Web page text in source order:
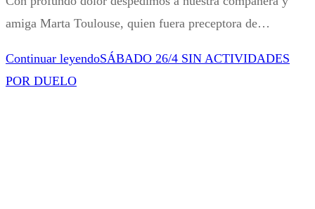
amiga Marta Toulouse, quien fuera preceptora de…
Continuar leyendoSÁBADO 26/4 SIN ACTIVIDADES
POR DUELO